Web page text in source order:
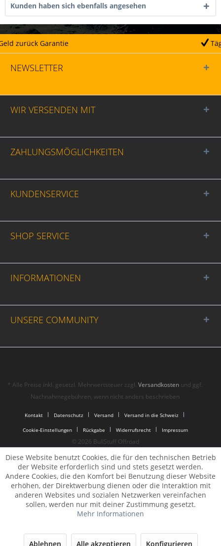
Kunden haben sich ebenfalls angesehen
Täglicher Versand
NEWSLETTER
WIR VERSENDEN MIT
ZAHLUNGSMÖGLICHKEITEN
KUNDENSERVICE
SHOP SERVICE
INFORMATIONEN
UNSERE COMMUNITY
* Alle Preise inkl. gesetzl. Mehrwertsteuer zzgl.Versandkosten und ggf.
Nachnahmegebühren, wenn nicht anders beschrieben
Kontakt Datenschutz Versand Versand in die Schweiz
Cookie-Einstellungen Rückgabe Widerrufsrecht Impressum
© 2026 BullStuff Offroad
Diese Website benutzt Cookies, die für den technischen Betrieb
der Website erforderlich sind und stets gesetzt werden.
Andere Cookies, die den Komfort bei Benutzung dieser Website
erhöhen, der Direktwerbung dienen oder die Interaktion mit
anderen Websites und sozialen Netzwerken vereinfachen
sollen, werden nur mit deiner Zustimmung gesetzt.
Mehr Informationen
Ablehnen Alle akzeptieren Konfigurieren